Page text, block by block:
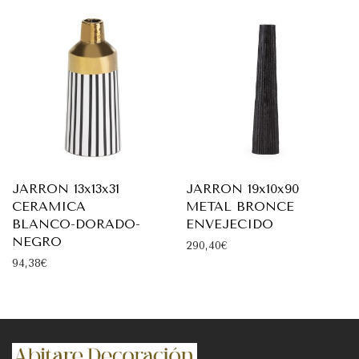
JARRON 13x13x31
CERAMICA
BLANCO-DORADO-
NEGRO
94,38€
JARRON 19x10x90
METAL BRONCE
ENVEJECIDO
290,40€